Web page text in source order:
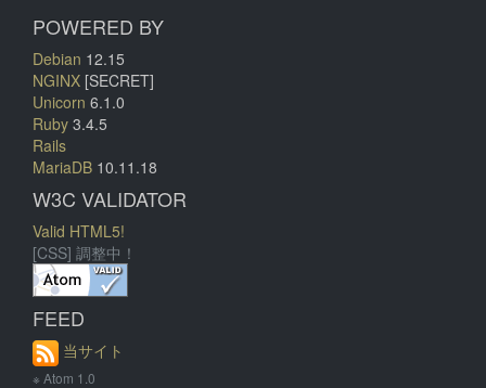
POWERED BY
Debian 12.15
NGINX [SECRET]
Unicorn 6.1.0
Ruby 3.4.5
Rails
MariaDB 10.11.18
W3C VALIDATOR
Valid HTML5!
[CSS] 調整中！
FEED
当サイト
※ Atom 1.0